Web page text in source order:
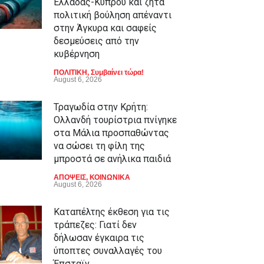
πολιτική βούληση απέναντι
στην Άγκυρα και σαφείς
δεσμεύσεις από την
κυβέρνηση
ΠΟΛΙΤΙΚΗ, Συμβαίνει τώρα!
August 6, 2026
Τραγωδία στην Κρήτη:
Ολλανδή τουρίστρια πνίγηκε
στα Μάλια προσπαθώντας
να σώσει τη φίλη της
μπροστά σε ανήλικα παιδιά
ΑΠΟΨΕΙΣ, ΚΟΙΝΩΝΙΚΑ
August 6, 2026
Καταπέλτης έκθεση για τις
τράπεζες: Γιατί δεν
δήλωσαν έγκαιρα τις
ύποπτες συναλλαγές του